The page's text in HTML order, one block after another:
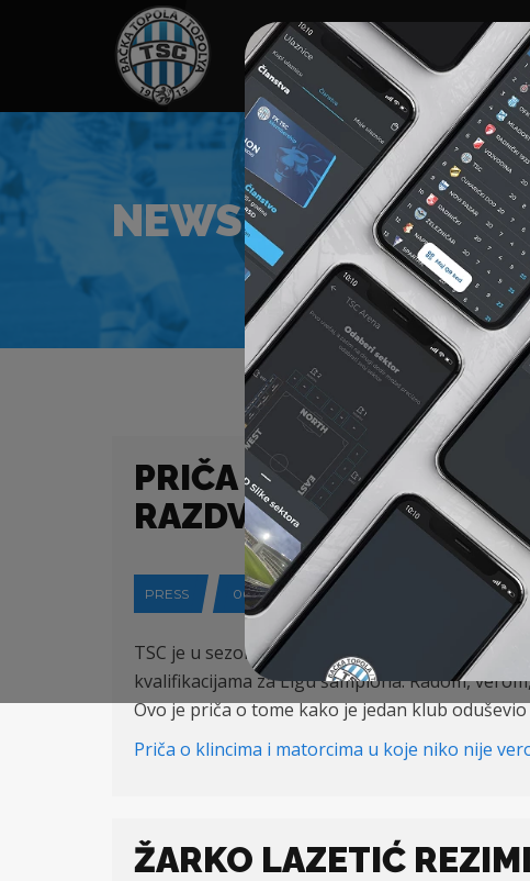
HOME SPONZORI NEWS
NEWS
PRIČA O KLINCIMA I
RAZDVOJITI ZVEZDU I
PRESS 06-06-2023
TSC je u sezoni iza nas postao vicešampion
kvalifikacijama za Ligu šampiona. Radom,
Ovo je priča o tome kako je jedan klub
Priča o klincima i matorcima u koje niko nije
ŽARKO LAZETIĆ